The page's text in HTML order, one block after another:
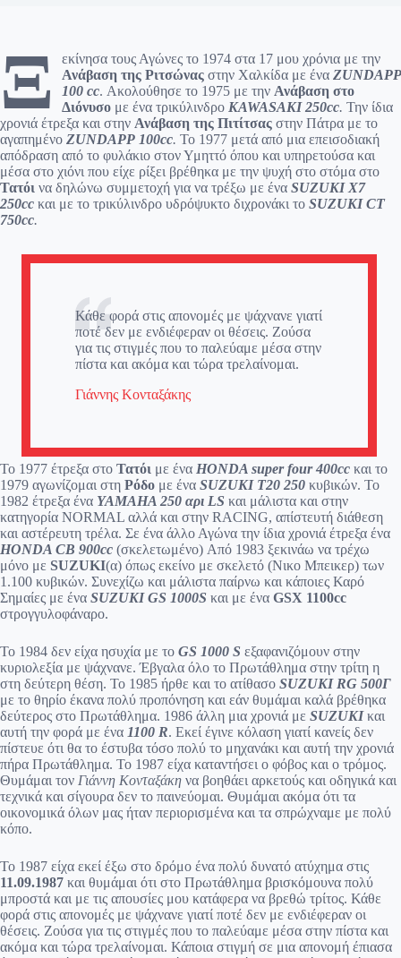
Ξ
εκίνησα τους Αγώνες το 1974 στα 17 μου χρόνια με την
Ανάβαση της Ριτσώναςστην Χαλκίδα με ένα ZUNDAPP
100 cc. Ακολούθησε το 1975 με την Ανάβαση στο
Διόνυσο με ένα τρικύλινδρο KAWASAKI 250cc. Την ίδια
χρονιά έτρεξα και στην Ανάβαση της Πιτίτσας στην Πάτρα με το
αγαπημένο ZUNDAPP 100cc. To 1977 μετά από μια επεισοδιακή
απόδραση από το φυλάκιο στον Υμηττό όπου και υπηρετούσα και
μέσα στο χιόνι που είχε ρίξει βρέθηκα με την ψυχή στο στόμα στο
Τατόι να δηλώνω συμμετοχή για να τρέξω με ένα SUZUKI X7
250cc και με το τρικύλινδρο υδρόψυκτο διχρονάκι το SUZUKI CT
750cc.
Κάθε φορά στις απονομές με ψάχνανε γιατί
ποτέ δεν με ενδιέφεραν οι θέσεις. Ζούσα
για τις στιγμές που το παλεύαμε μέσα στην
πίστα και ακόμα και τώρα τρελαίνομαι.
Γιάννης Κονταξάκης
Το 1977 έτρεξα στο Τατόι με ένα HONDA super four400cc και το
1979 αγωνίζομαι στη Ρόδο με ένα SUZUKI T20 250 κυβικών. Το
1982 έτρεξα ένα YAMAHA 250 αρι LS και μάλιστα και στην
κατηγορία NORMAL αλλά και στην RACING, απίστευτή διάθεση
και αστέρευτη τρέλα. Σε ένα άλλο Αγώνα την ίδια χρονιά έτρεξα ένα
HONDA CB 900cc (σκελετωμένο) Από 1983 ξεκινάω να τρέχω
μόνο με SUZUKI(α) όπως εκείνο με σκελετό (Νικο Μπεικερ) των
1.100 κυβικών. Συνεχίζω και μάλιστα παίρνω και κάποιες Καρό
Σημαίες με ένα SUZUKI GS 1000S και με ένα GSX 1100cc
στρογγυλοφάναρο.
Το 1984 δεν είχα ησυχία με το GS 1000 S εξαφανιζόμουν στην
κυριολεξία με ψάχνανε. Έβγαλα όλο το Πρωτάθλημα στην τρίτη η
στη δεύτερη θέση. Το 1985 ήρθε και το ατίθασο SUZUKI RG 500Γ
με το θηρίο έκανα πολύ προπόνηση και εάν θυμάμαι καλά βρέθηκα
δεύτερος στο Πρωτάθλημα. 1986 άλλη μια χρονιά με SUZUKI και
αυτή την φορά με ένα 1100 R. Εκεί έγινε κόλαση γιατί κανείς δεν
πίστευε ότι θα το έστυβα τόσο πολύ το μηχανάκι και αυτή την χρονιά
πήρα Πρωτάθλημα. Το 1987 είχα καταντήσει ο φόβος και ο τρόμος.
Θυμάμαι τον Γιάννη Κονταξάκη να βοηθάει αρκετούς και οδηγικά και
τεχνικά και σίγουρα δεν το παινεύομαι. Θυμάμαι ακόμα ότι τα
οικονομικά όλων μας ήταν περιορισμένα και τα σπρώχναμε με πολύ
κόπο.
Το 1987 είχα εκεί έξω στο δρόμο ένα πολύ δυνατό ατύχημα στις
11.09.1987 και θυμάμαι ότι στο Πρωτάθλημα βρισκόμουνα πολύ
μπροστά και με τις απουσίες μου κατάφερα να βρεθώ τρίτος. Κάθε
φορά στις απονομές με ψάχνανε γιατί ποτέ δεν με ενδιέφεραν οι
θέσεις. Ζούσα για τις στιγμές που το παλεύαμε μέσα στην πίστα και
ακόμα και τώρα τρελαίνομαι. Κάποια στιγμή σε μια απονομή έπιασα